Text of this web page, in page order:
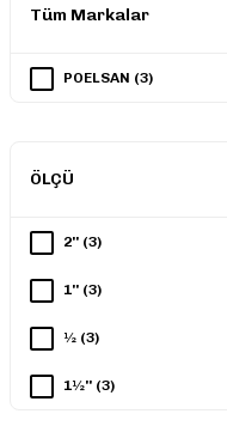
Tüm Markalar
POELSAN (3)
ÖLÇÜ
2'' (3)
1'' (3)
½ (3)
1½'' (3)